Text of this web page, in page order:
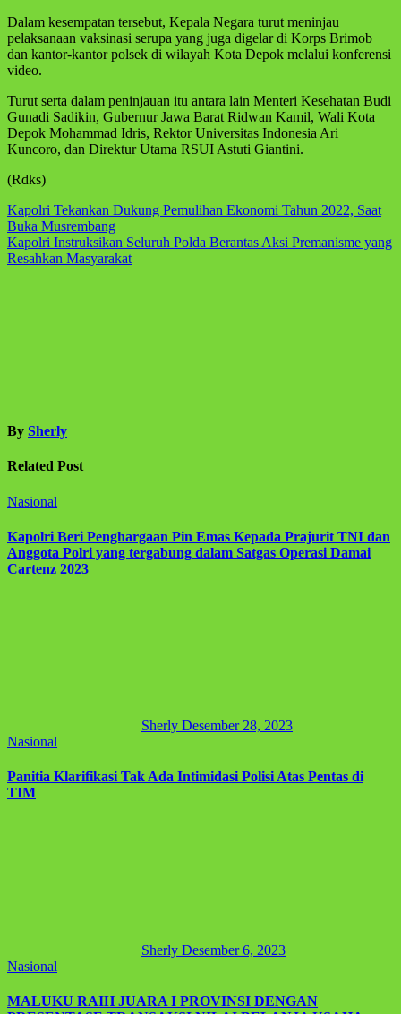
Dalam kesempatan tersebut, Kepala Negara turut meninjau
pelaksanaan vaksinasi serupa yang juga digelar di Korps Brimob
dan kantor-kantor polsek di wilayah Kota Depok melalui konferensi
video.
Turut serta dalam peninjauan itu antara lain Menteri Kesehatan Budi
Gunadi Sadikin, Gubernur Jawa Barat Ridwan Kamil, Wali Kota
Depok Mohammad Idris, Rektor Universitas Indonesia Ari
Kuncoro, dan Direktur Utama RSUI Astuti Giantini.
(Rdks)
Navigasi
pos
Kapolri Tekankan Dukung Pemulihan Ekonomi Tahun 2022, Saat
Buka Musrembang
Kapolri Instruksikan Seluruh Polda Berantas Aksi Premanisme yang
Resahkan Masyarakat
By Sherly
Related Post
Nasional
Kapolri Beri Penghargaan Pin Emas Kepada Prajurit TNI dan
Anggota Polri yang tergabung dalam Satgas Operasi Damai
Cartenz 2023
Sherly Desember 28, 2023
Nasional
Panitia Klarifikasi Tak Ada Intimidasi Polisi Atas Pentas di
TIM
Sherly Desember 6, 2023
Nasional
MALUKU RAIH JUARA I PROVINSI DENGAN